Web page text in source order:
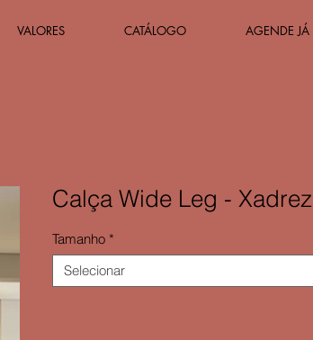
VALORES CATÁLOGO AGENDE JÁ
Calça Wide Leg - Xadrez
Tamanho *
Selecionar